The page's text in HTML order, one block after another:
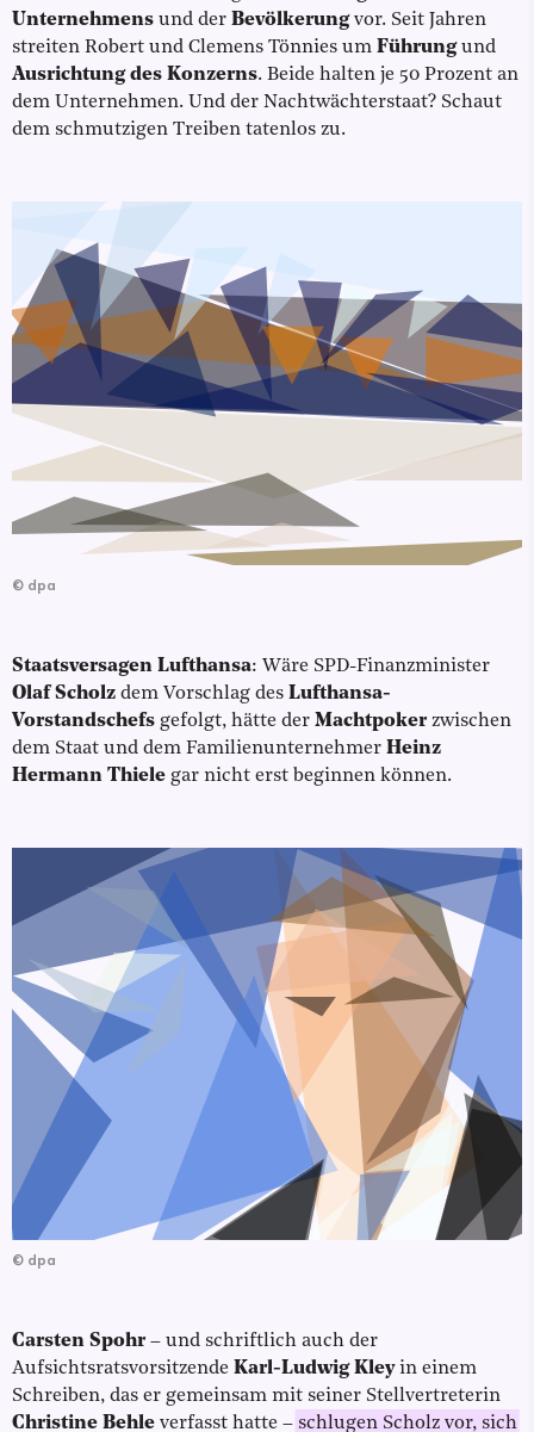
Unternehmens und der Bevölkerungvor. Seit Jahren
streiten Robert und Clemens Tönnies um Führungund
Ausrichtung des Konzerns. Beide halten je 50 Prozent an
dem Unternehmen. Und der Nachtwächterstaat? Schaut
dem schmutzigen Treiben tatenlos zu.
© dpa
Staatsversagen Lufthansa: Wäre SPD-Finanzminister
Olaf Scholz dem Vorschlag des Lufthansa-
Vorstandschefs gefolgt, hätte der Machtpokerzwischen
dem Staat und dem Familienunternehmer Heinz
Hermann Thiele gar nicht erst beginnen können.
© dpa
Carsten Spohr– und schriftlich auch der
Aufsichtsratsvorsitzende Karl-Ludwig Kleyin einem
Schreiben, das er gemeinsam mit seiner Stellvertreterin
Christine Behle verfasst hatte – schlugen Scholz vor, sich